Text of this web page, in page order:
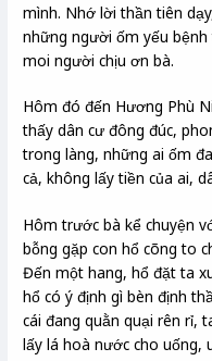
mình. Nhớ lời thần tiên
những người ốm yếu
moi người chịu ơn bà.
Hôm đó đến Hương Phù
thấy dân cư đông đúc,
trong làng, những ai ốm
cả, không lấy tiền của ai,
Hôm trước bà kể chuyện
bỗng gặp con hổ cõng to
Đến một hang, hổ đặt ta
hổ có ý định gì bèn định
cái đang quằn quại rên rỉ,
lấy lá hoà nước cho uống,